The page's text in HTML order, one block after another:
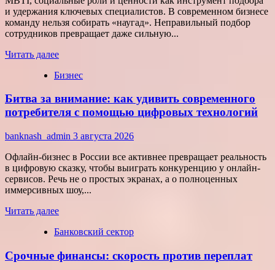
разработки
в
области
микроэлектроники
и удержания ключевых специалистов. В современном бизнесе
команду нельзя собирать «наугад». Неправильный подбор
сотрудников превращает даже сильную...
Читать далееПрочитать
о
сотрудников:
как
собрать
команду,
которая
работает
на
результат
Бизнес
Битва за внимание: как удивить современного
потребителя с помощью цифровых технологий
banknash_admin 3 августа 2026
Офлайн-бизнес в России все активнее превращает реальность
в цифровую сказку, чтобы выиграть конкуренцию у онлайн-
сервисов. Речь не о простых экранах, а о полноценных
иммерсивных шоу,...
Читать далееПрочитать
о
за
внимание:
Банковский сектор
Срочные финансы: скорость против переплат